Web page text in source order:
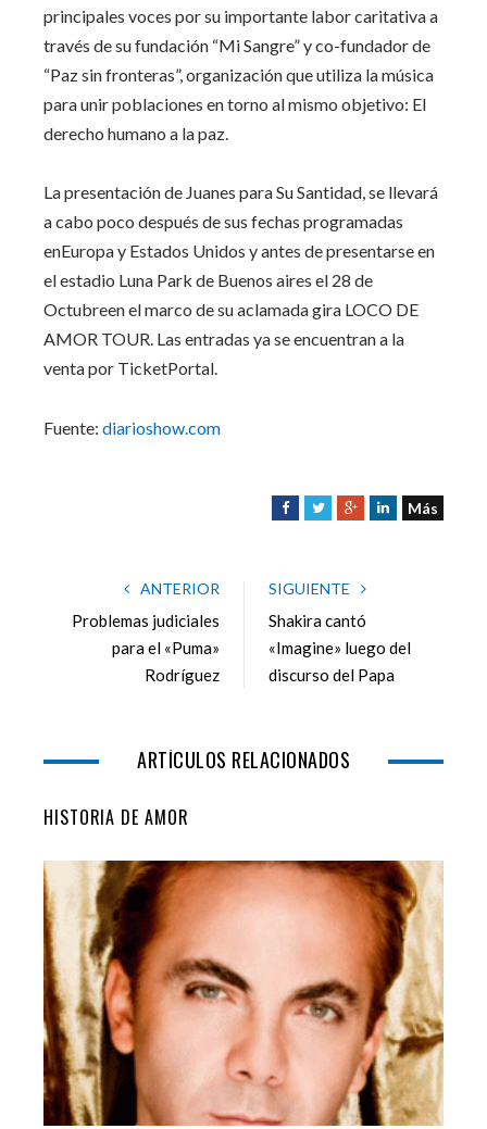
principales voces por su importante labor caritativa a
través de su fundación “Mi Sangre” y co-fundador de
“Paz sin fronteras”, organización que utiliza la música
para unir poblaciones en torno al mismo objetivo: El
derecho humano a la paz.
La presentación de Juanes para Su Santidad, se llevará
a cabo poco después de sus fechas programadas
enEuropa y Estados Unidos y antes de presentarse en
el estadio Luna Park de Buenos aires el 28 de
Octubreen el marco de su aclamada gira LOCO DE
AMOR TOUR. Las entradas ya se encuentran a la
venta por TicketPortal.
Fuente: diarioshow.com
F
e
o
o
k
T
t
e
r
G
g
e
+
L
I
n
Más
ANTERIOR
Problemas judiciales
para el «Puma»
Rodríguez
SIGUIENTE
Shakira cantó
«Imagine» luego del
discurso del Papa
ARTÍCULOS RELACIONADOS
HISTORIA DE AMOR